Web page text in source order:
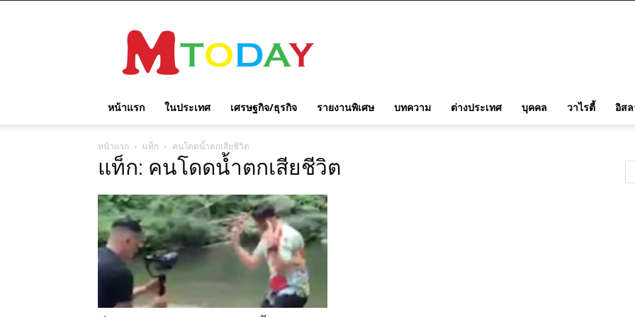
TODAY
หน้าแรก ในประเทศ เศรษฐกิจ/ธุรกิจ รายงานพิเศษ บทความ ต่างประเทศ บุคคล วาไรตี้ อิส
หน้าแรก แท็ก คนโดดน้ำตกเสียชีวิต
แท็ก: คนโดดน้ำตกเสียชีวิต